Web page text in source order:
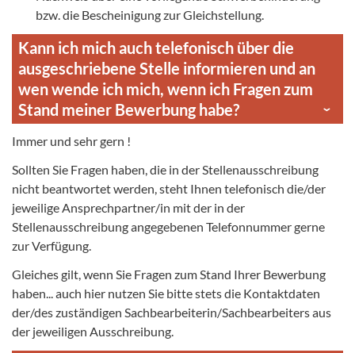
bzw. die Bescheinigung zur Gleichstellung.
Kann ich mich auch telefonisch über die
ausgeschriebene Stelle informieren und an
wen wende ich mich, wenn ich Fragen zum
Stand meiner Bewerbung habe?
Immer und sehr gern !
Sollten Sie Fragen haben, die in der Stellenausschreibung
nicht beantwortet werden, steht Ihnen telefonisch die/der
jeweilige Ansprechpartner/in mit der in der
Stellenausschreibung angegebenen Telefonnummer gerne
zur Verfügung.
Gleiches gilt, wenn Sie Fragen zum Stand Ihrer Bewerbung
haben... auch hier nutzen Sie bitte stets die Kontaktdaten
der/des zuständigen Sachbearbeiterin/Sachbearbeiters aus
der jeweiligen Ausschreibung.